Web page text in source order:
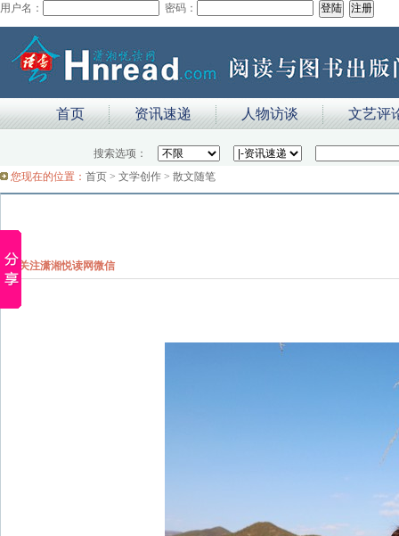
用户名： 密码：
首页 资讯速递 人物访谈 文艺评
搜索选项：
您现在的位置： 首页 > 文学创作 > 散文随笔
关注潇湘悦读网微信